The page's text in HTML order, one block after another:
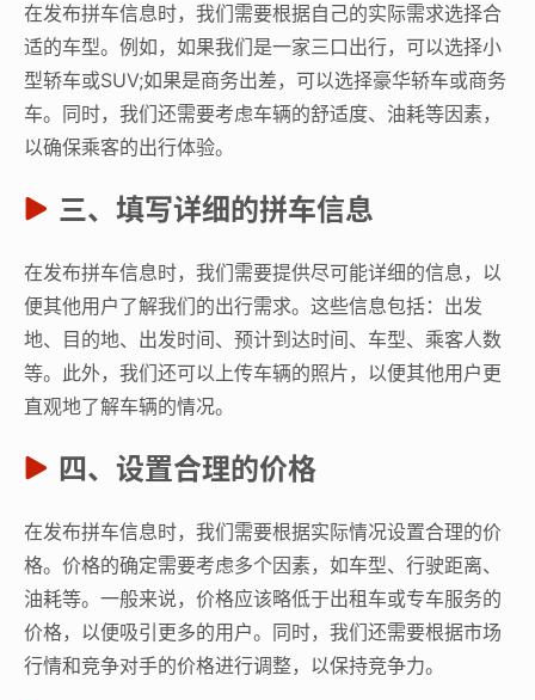
在发布拼车信息时，我们需要根据自己的实际需求选择合
适的车型。例如，如果我们是一家三口出行，可以选择小
型轿车或SUV;如果是商务出差，可以选择豪华轿车或商务
车。同时，我们还需要考虑车辆的舒适度、油耗等因素，
以确保乘客的出行体验。
三、填写详细的拼车信息
在发布拼车信息时，我们需要提供尽可能详细的信息，以
便其他用户了解我们的出行需求。这些信息包括：出发
地、目的地、出发时间、预计到达时间、车型、乘客人数
等。此外，我们还可以上传车辆的照片，以便其他用户更
直观地了解车辆的情况。
四、设置合理的价格
在发布拼车信息时，我们需要根据实际情况设置合理的价
格。价格的确定需要考虑多个因素，如车型、行驶距离、
油耗等。一般来说，价格应该略低于出租车或专车服务的
价格，以便吸引更多的用户。同时，我们还需要根据市场
行情和竞争对手的价格进行调整，以保持竞争力。